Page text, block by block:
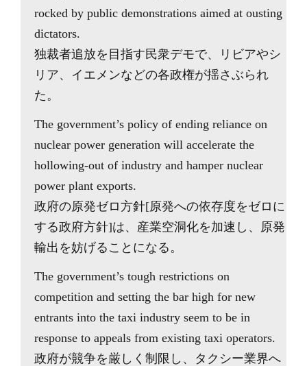
rocked by public demonstrations aimed at ousting
dictators.
独裁者追放を目指す民衆デモで、リビアやシ
リア、イエメンなどの各政権が揺さぶられ
た。
The government’s policy of ending reliance on
nuclear power generation will accelerate the
hollowing-out of industry and hamper nuclear
power plant exports.
政府の原発ゼロ方針[原発への依存度をゼロに
する政府方針]は、産業空洞化を加速し、原発
輸出を妨げることになる。
The government’s tough restrictions on
competition and setting the bar high for new
entrants into the taxi industry seem to be in
response to appeals from existing taxi operators.
政府が競争を厳しく制限し、タクシー業界へ